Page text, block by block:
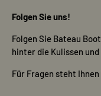
Folgen Sie uns!
Folgen Sie Bateau
hinter die Kulissen
Für Fragen steht